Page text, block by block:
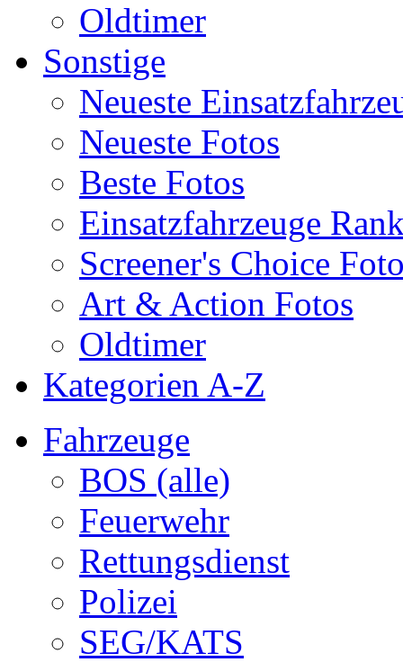
Oldtimer
Sonstige
Neueste
Neueste Fotos
Beste Fotos
Einsatzfahrzeuge
Screener's Choice
Art & Action Fotos
Oldtimer
Kategorien A-Z
Fahrzeuge
BOS (alle)
Feuerwehr
Rettungsdienst
Polizei
SEG/KATS